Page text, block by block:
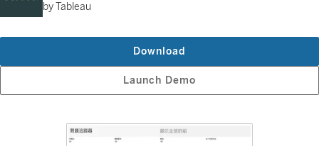
by Tableau
Launch Demo
Download